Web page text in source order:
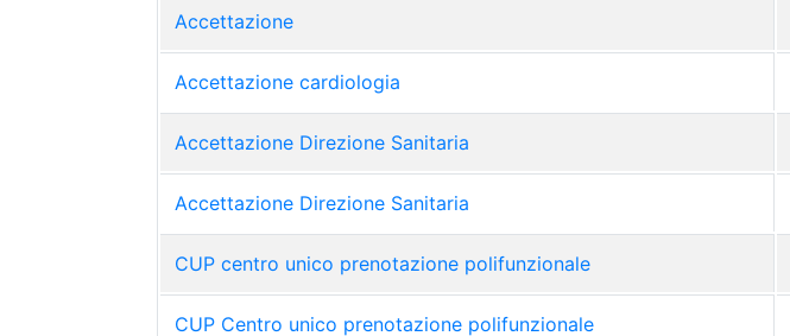
Accettazione
Accettazione cardiologia
Accettazione Direzione Sanitaria
Accettazione Direzione Sanitaria
CUP centro unico prenotazione polifunzionale
CUP Centro unico prenotazione polifunzionale